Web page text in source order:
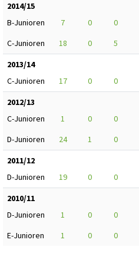
2014/15
B-Junioren
7 0 0
C-Junioren
18 0 5
2013/14
C-Junioren
17 0 0
2012/13
C-Junioren
1 0 0
D-Junioren
24 1 0
2011/12
D-Junioren
19 0 0
2010/11
D-Junioren
1 0 0
E-Junioren
1 0 0